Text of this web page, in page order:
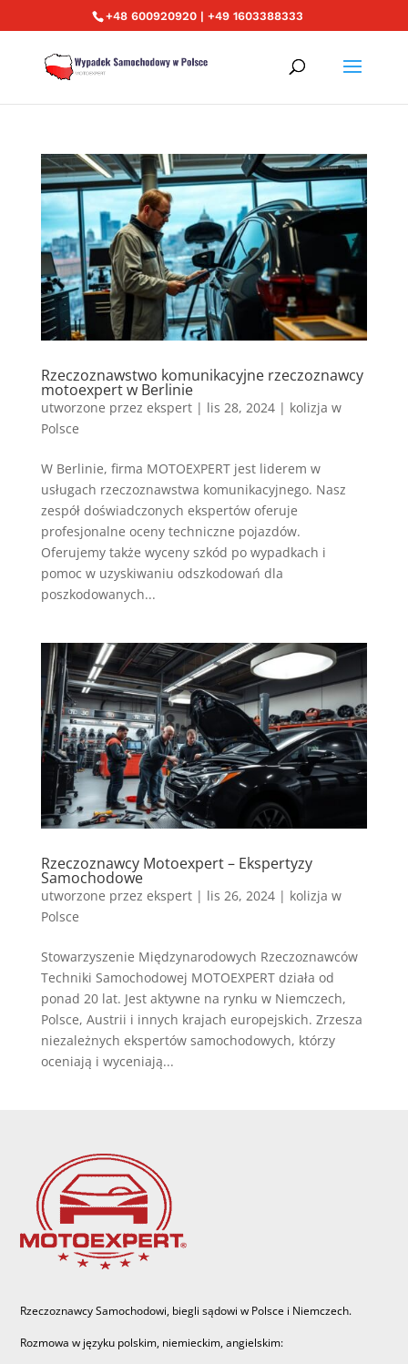
+48 600920920 | +49 1603388333
Rzeczoznawstwo komunikacyjne rzeczoznawcy
motoexpert w Berlinie
utworzone przez ekspert| lis 28, 2024| kolizja w
Polsce
W Berlinie, firma MOTOEXPERT jest liderem w
usługach rzeczoznawstwa komunikacyjnego. Nasz
zespół doświadczonych ekspertów oferuje
profesjonalne oceny techniczne pojazdów.
Oferujemy także wyceny szkód po wypadkach i
pomoc w uzyskiwaniu odszkodowań dla
poszkodowanych...
Rzeczoznawcy Motoexpert – Ekspertyzy
Samochodowe
utworzone przez ekspert| lis 26, 2024| kolizja w
Polsce
Stowarzyszenie Międzynarodowych Rzeczoznawców
Techniki Samochodowej MOTOEXPERT działa od
ponad 20 lat. Jest aktywne na rynku w Niemczech,
Polsce, Austrii i innych krajach europejskich. Zrzesza
niezależnych ekspertów samochodowych, którzy
oceniają i wyceniają...
Rzeczoznawcy Samochodowi, biegli sądowi w Polsce i Niemczech.
Rozmowa w języku polskim, niemieckim, angielskim: